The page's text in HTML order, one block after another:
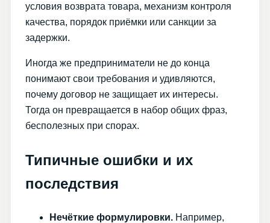
условия возврата товара, механизм контроля
качества, порядок приёмки или санкции за
задержки.
Иногда же предприниматели не до конца
понимают свои требования и удивляются,
почему договор не защищает их интересы.
Тогда он превращается в набор общих фраз,
бесполезных при спорах.
Типичные ошибки и их
последствия
Нечёткие формулировки. Например,